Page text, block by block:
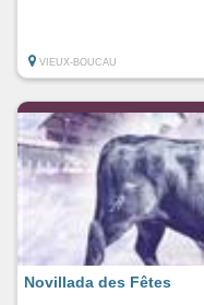
VIEUX-BOUCAU
Novillada des Fêtes